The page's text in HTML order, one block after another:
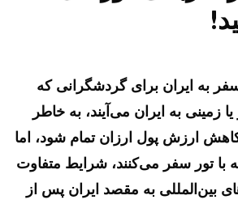
به ایران برای گردشگرانی که
به ایران می‌آیند، به خاطر
ارزش پول ارزان تمام شود، اما
با تور سفر می‌کنند، شرایط متفاوت
بین‌المللی به مقصد ایران پس از